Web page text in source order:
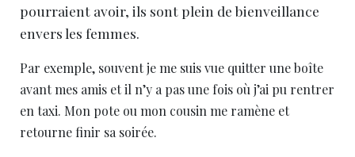
pourraient avoir, ils sont plein de bienveillance
envers les femmes.
Par exemple, souvent je me suis vue quitter une boîte
avant mes amis et il n’y a pas une fois où j’ai pu rentrer
en taxi. Mon pote ou mon cousin me ramène et
retourne finir sa soirée.